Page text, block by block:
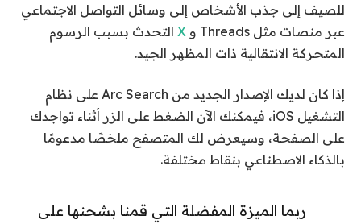
للصيف إلى جذب الأشخاص إلى وسائل التواصل الاجتماعي
عبر منصات مثل Threads و
X التحدث بسبب الرسوم
المتحركة الانتقالية ذات المظهر الجيد.
إذا كان لديك الإصدار الجديد من Arc Search على نظام
التشغيل iOS، فيمكنك الآن الضغط على الزر أثناء تواجدك
على الصفحة، وسيعرض لك المتصفح ملخصًا مدعومًا
بالذكاء الاصطناعي بنقاط مختلفة.
ربما الميزة المفضلة التي قمنا بشحنها على